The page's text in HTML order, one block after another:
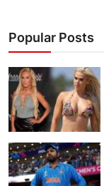
Popular Posts